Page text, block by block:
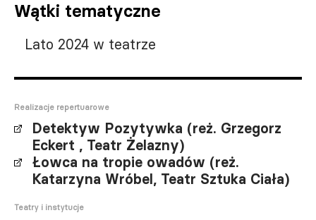
Wątki tematyczne
Lato 2024 w teatrze
Realizacje repertuarowe
Detektyw Pozytywka (reż. Grzegorz
Eckert , Teatr Żelazny)
Łowca na tropie owadów (reż.
Katarzyna Wróbel, Teatr Sztuka Ciała)
Teatry i instytucje